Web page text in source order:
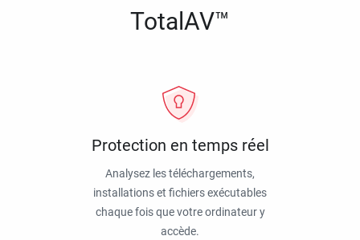
TotalAV™
Protection en temps réel
Analysez les téléchargements,
installations et fichiers exécutables
chaque fois que votre ordinateur y
accède.